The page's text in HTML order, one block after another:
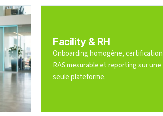
Facility & RH
Onboarding homogène, certification
RAS mesurable et reporting sur une
seule plateforme.